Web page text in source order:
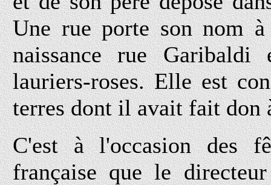
Une rue porte son nom
naissance rue
lauriers-roses. Elle est
terres dont il avait fait don
C'est à l'occasion des
française que le